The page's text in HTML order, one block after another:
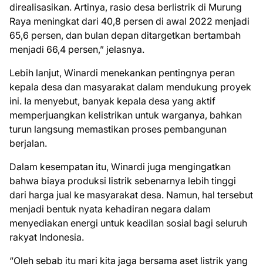
direalisasikan. Artinya, rasio desa berlistrik di Murung
Raya meningkat dari 40,8 persen di awal 2022 menjadi
65,6 persen, dan bulan depan ditargetkan bertambah
menjadi 66,4 persen,” jelasnya.
Lebih lanjut, Winardi menekankan pentingnya peran
kepala desa dan masyarakat dalam mendukung proyek
ini. Ia menyebut, banyak kepala desa yang aktif
memperjuangkan kelistrikan untuk warganya, bahkan
turun langsung memastikan proses pembangunan
berjalan.
Dalam kesempatan itu, Winardi juga mengingatkan
bahwa biaya produksi listrik sebenarnya lebih tinggi
dari harga jual ke masyarakat desa. Namun, hal tersebut
menjadi bentuk nyata kehadiran negara dalam
menyediakan energi untuk keadilan sosial bagi seluruh
rakyat Indonesia.
“Oleh sebab itu mari kita jaga bersama aset listrik yang